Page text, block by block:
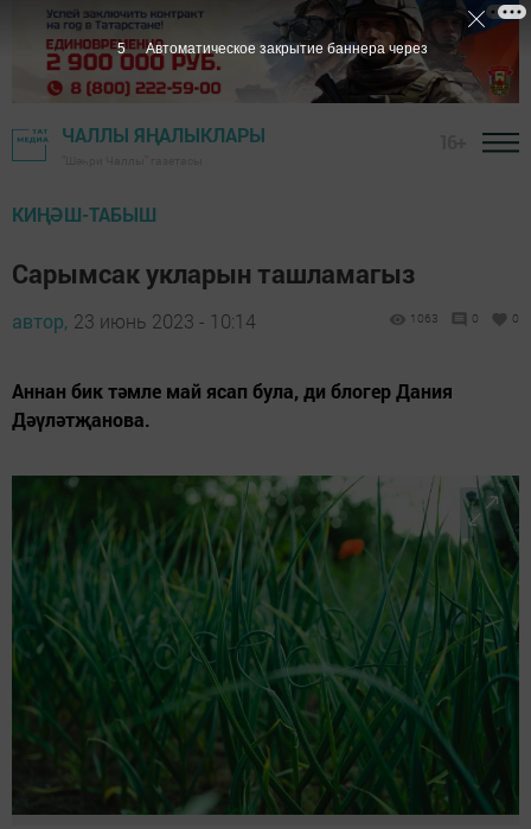
ЧАЛЛЫ ЯҢАЛЫКЛАРЫ
КИҢӘШ-ТАБЫШ
Сарымсак укларын ташламагыз
автор, 23 июнь 2023 - 10:14 1063 0 0
Аннан бик тәмле май ясап була, ди блогер Дания
Дәүләтҗанова.
3 Автоматическое закрытие баннера через